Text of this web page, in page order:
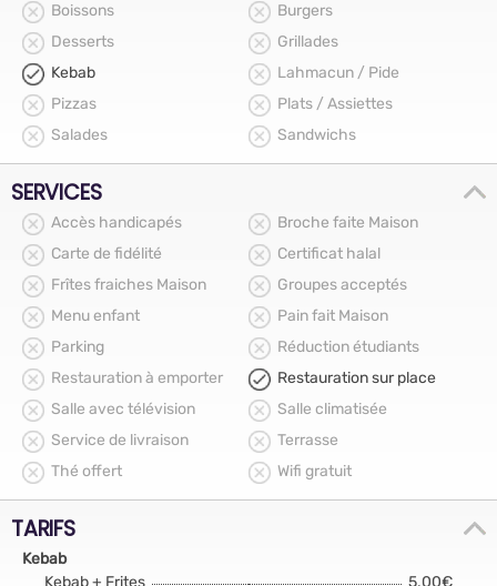
Boissons
Burgers
Desserts
Grillades
Kebab
Lahmacun / Pide
Pizzas
Plats / Assiettes
Salades
Sandwichs
SERVICES
Accès handicapés
Broche faite Maison
Carte de fidélité
Certificat halal
Frîtes fraiches Maison
Groupes acceptés
Menu enfant
Pain fait Maison
Parking
Réduction étudiants
Restauration à emporter
Restauration sur place
Salle avec télévision
Salle climatisée
Service de livraison
Terrasse
Thé offert
Wifi gratuit
TARIFS
Kebab
Kebab + Frites
5.00€